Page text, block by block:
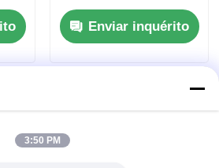
metal da casa pré-
fabricada Q690
Enviar inquérito
3:50 PM